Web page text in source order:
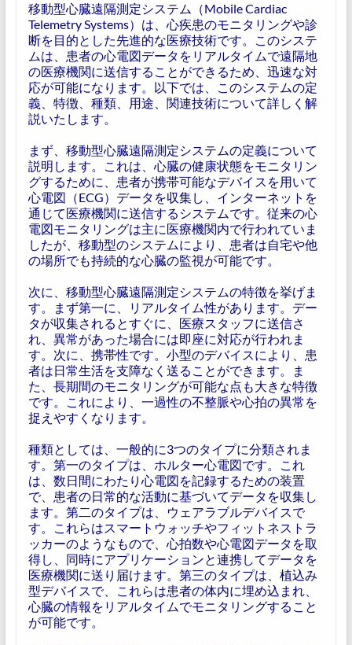
移動型心臓遠隔測定システム（Mobile Cardiac
Telemetry Systems）は、心疾患のモニタリングや診
断を目的とした先進的な医療技術です。このシステ
ムは、患者の心電図データをリアルタイムで遠隔地
の医療機関に送信することができるため、迅速な対
応が可能になります。以下では、このシステムの定
義、特徴、種類、用途、関連技術について詳しく解
説いたします。
まず、移動型心臓遠隔測定システムの定義について
説明します。これは、心臓の健康状態をモニタリン
グするために、患者が携帯可能なデバイスを用いて
心電図（ECG）データを収集し、インターネットを
通じて医療機関に送信するシステムです。従来の心
電図モニタリングは主に医療機関内で行われていま
したが、移動型のシステムにより、患者は自宅や他
の場所でも持続的な心臓の監視が可能です。
次に、移動型心臓遠隔測定システムの特徴を挙げま
す。まず第一に、リアルタイム性があります。デー
タが収集されるとすぐに、医療スタッフに送信さ
れ、異常があった場合には即座に対応が行われま
す。次に、携帯性です。小型のデバイスにより、患
者は日常生活を支障なく送ることができます。ま
た、長期間のモニタリングが可能な点も大きな特徴
です。これにより、一過性の不整脈や心拍の異常を
捉えやすくなります。
種類としては、一般的に3つのタイプに分類されま
す。第一のタイプは、ホルター心電図です。これ
は、数日間にわたり心電図を記録するための装置
で、患者の日常的な活動に基づいてデータを収集し
ます。第二のタイプは、ウェアラブルデバイスで
す。これらはスマートウォッチやフィットネストラ
ッカーのようなもので、心拍数や心電図データを取
得し、同時にアプリケーションと連携してデータを
医療機関に送り届けます。第三のタイプは、植込み
型デバイスで、これらは患者の体内に埋め込まれ、
心臓の情報をリアルタイムでモニタリングすること
が可能です。